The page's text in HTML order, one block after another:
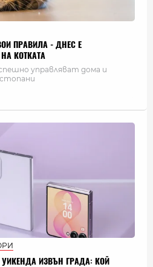
ПРАВИЛА - ДНЕС Е
КОТКАТА
управляват дома и
ИЗВЪН ГРАДА: КОЙ